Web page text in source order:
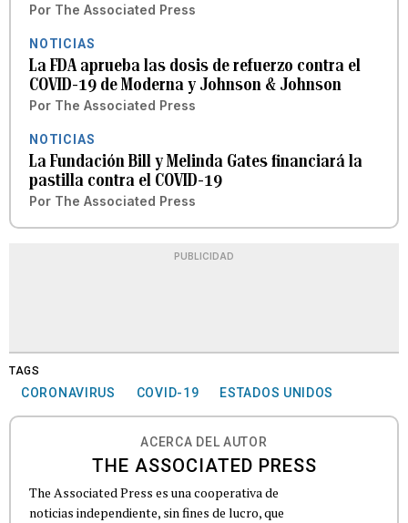
Por The Associated Press
NOTICIAS
La FDA aprueba las dosis de refuerzo contra el
COVID-19 de Moderna y Johnson & Johnson
Por The Associated Press
NOTICIAS
La Fundación Bill y Melinda Gates financiará la
pastilla contra el COVID-19
Por The Associated Press
PUBLICIDAD
TAGS
CORONAVIRUS COVID-19 ESTADOS UNIDOS
ACERCA DEL AUTOR
THE ASSOCIATED PRESS
The Associated Press es una cooperativa de
noticias independiente, sin fines de lucro, que